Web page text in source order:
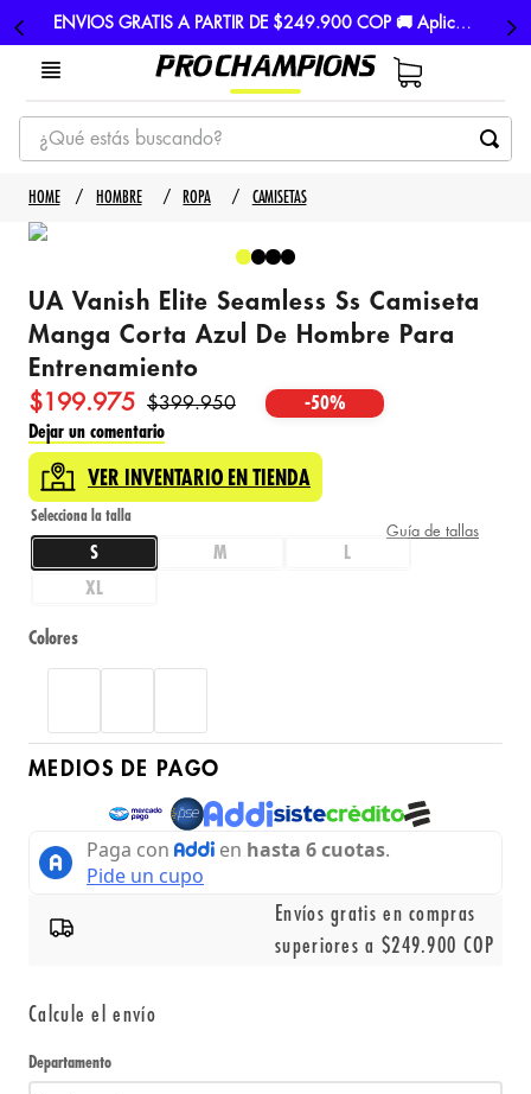
ENVIOS GRATIS A PARTIR DE $249.900 COP 🚚 Aplican TyC
¿Qué estás buscando?
TÉRMINOS MÁS BUSCADOS
1
3. nike
4 . guayos
5. gorras
HOMBRE ROPA CAMISETAS
UA Vanish Elite Seamless Ss Camiseta
Manga Corta Azul De Hombre Para
Entrenamiento
$199.975 $399.950 -50%
Dejar un comentario
VER INVENTARIO EN TIENDA
Guía de tallas
S M
L
XL
Colores
MEDIOS DE PAGO
Envíos gratis en compras
superiores a $249.900 COP
Calcule el envío
Departamento